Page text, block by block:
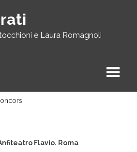
e Laura Romagnoli
Flavio. Roma